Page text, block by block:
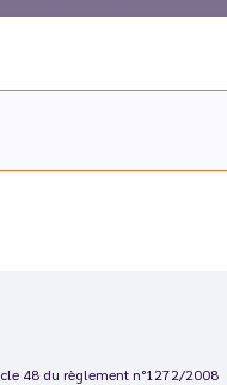
48 du règlement n°1272/2008